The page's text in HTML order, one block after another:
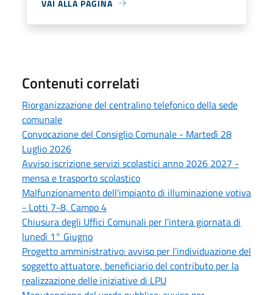
VAI ALLA PAGINA
Contenuti correlati
Riorganizzazione del centralino telefonico della sede
comunale
Convocazione del Consiglio Comunale - Martedì 28
Luglio 2026
Avviso iscrizione servizi scolastici anno 2026 2027 -
mensa e trasporto scolastico
Malfunzionamento dell'impianto di illuminazione votiva
- Lotti 7-8, Campo 4
Chiusura degli Uffici Comunali per l'intera giornata di
lunedì 1° Giugno
Progetto amministrativo: avviso per l'individuazione del
soggetto attuatore, beneficiario del contributo per la
realizzazione delle iniziative di LPU